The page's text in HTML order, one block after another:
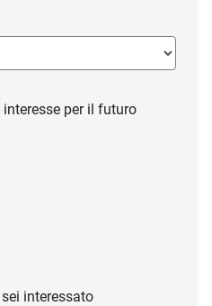
per il futuro
interessato